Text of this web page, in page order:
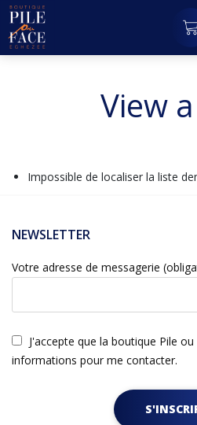
View
Impossible de localiser la liste
NEWSLETTER
Votre adresse de messagerie
J'accepte que la boutique Pile
informations pour me contacter.